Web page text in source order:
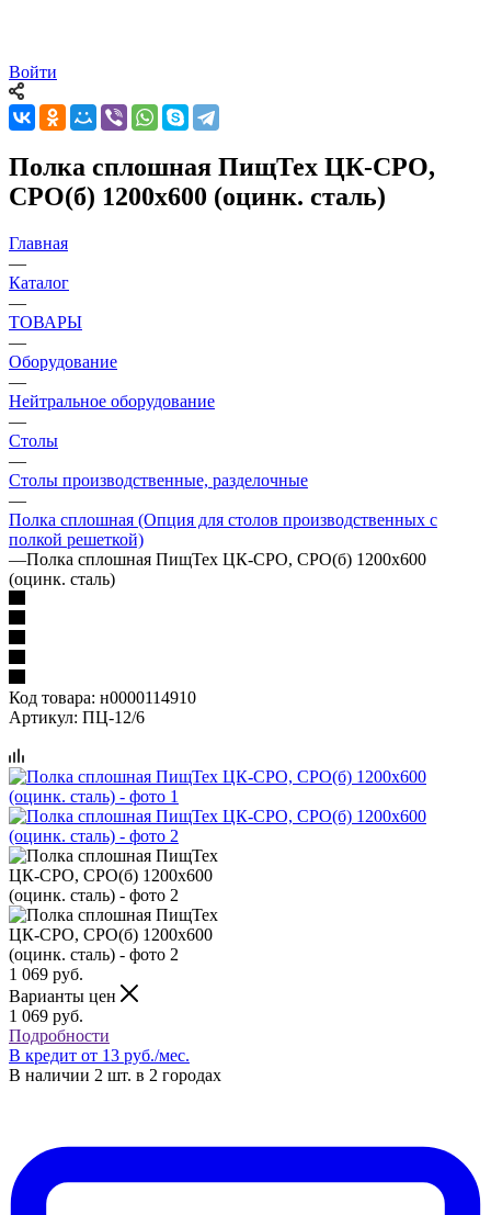
Войти
Полка сплошная ПищТех ЦК-СРО,
СРО(б) 1200х600 (оцинк. сталь)
Главная
—
Каталог
—
ТОВАРЫ
—
Оборудование
—
Нейтральное оборудование
—
Столы
—
Столы производственные, разделочные
—
Полка сплошная (Опция для столов производственных с
полкой решеткой)
—Полка сплошная ПищТех ЦК-СРО, СРО(б) 1200х600
(оцинк. сталь)
Код товара: н0000114910
Артикул: ПЦ-12/6
1 069 руб.
Варианты цен
1 069 руб.
Подробности
В кредит от 13 руб./мес.
В наличии 2 шт. в 2 городах